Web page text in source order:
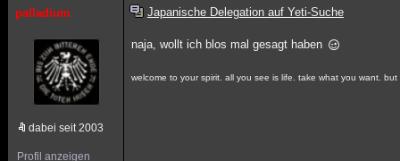
palladium
dabei seit 2003
Profil anzeigen
Japanische Delegation auf Yeti-Suche
naja, wollt ich blos mal gesagt haben
welcome to your spirit. all you see is life. take what you want. but